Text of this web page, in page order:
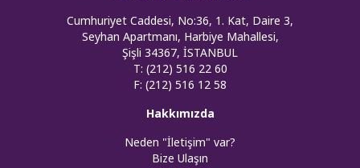
Cumhuriyet Caddesi, No:36, 1. Kat, Daire 3,
Seyhan Apartmanı, Harbiye Mahallesi,
Şişli 34367, İSTANBUL
T: (212) 516 22 60
F: (212) 516 12 58
Hakkımızda
Neden "İletişim" var?
Bize Ulaşın